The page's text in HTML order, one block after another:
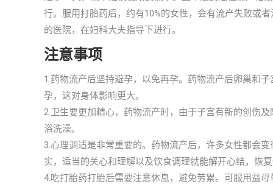
行。服用打胎药后，约有10%的女性，会有流产失败或
的医院，在妇科大夫指导下进行。
注意事项
1.药物流产后坚持避孕，以免再孕。药物流产后卵巢和
孕，这对身体影响更大。
2.卫生要更加精心，药物流产时，由于子宫有新的创伤
浴洗澡。
3.心理调适是非常重要的。药物流产后，许多女性都会
实，适当的关心和理解以及饮食调理就能解开心结，恢
4.吃打胎药打胎后需要注意休息，避免劳累。可服用益